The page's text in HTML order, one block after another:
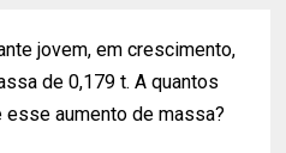
jovem, em crescimento,
de 0,179 t. A quantos
aumento de massa?